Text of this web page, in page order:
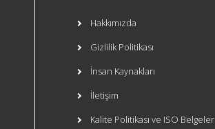
Hakkımızda
Gizlilik Politikası
İnsan Kaynakları
İletişim
Kalite Politikası ve ISO Belgeleri